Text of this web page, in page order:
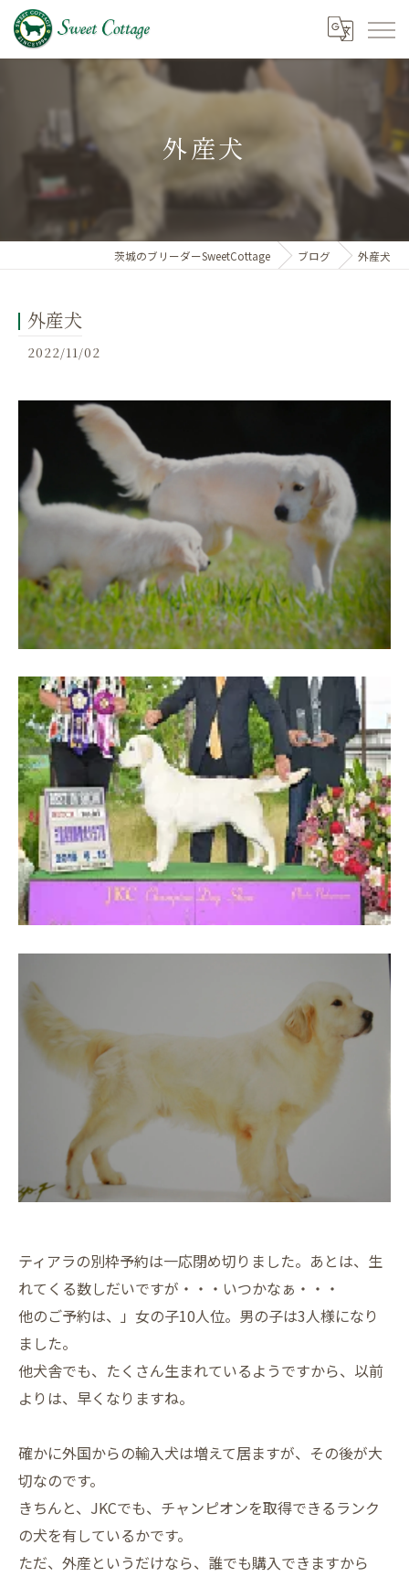
外産犬
茨城のブリーダーSweetCottage ブログ 外産犬
外産犬
2022/11/02
ティアラの別枠予約は一応閉め切りました。あとは、生
れてくる数しだいですが・・・いつかなぁ・・・
他のご予約は、」女の子10人位。男の子は3人様になり
ました。
他犬舎でも、たくさん生まれているようですから、以前
よりは、早くなりますね。
確かに外国からの輸入犬は増えて居ますが、その後が大
切なのです。
きちんと、JKCでも、チャンピオンを取得できるランク
の犬を有しているかです。
ただ、外産というだけなら、誰でも購入できますから